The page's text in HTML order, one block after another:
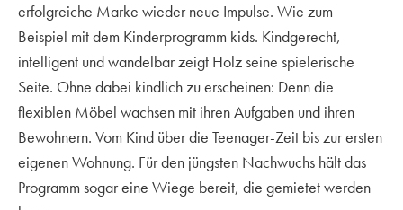
erfolgreiche Marke wieder neue Impulse. Wie zum
Beispiel mit dem Kinderprogramm kids. Kindgerecht,
intelligent und wandelbar zeigt Holz seine spielerische
Seite. Ohne dabei kindlich zu erscheinen: Denn die
flexiblen Möbel wachsen mit ihren Aufgaben und ihren
Bewohnern. Vom Kind über die Teenager-Zeit bis zur ersten
eigenen Wohnung. Für den jüngsten Nachwuchs hält das
Programm sogar eine Wiege bereit, die gemietet werden